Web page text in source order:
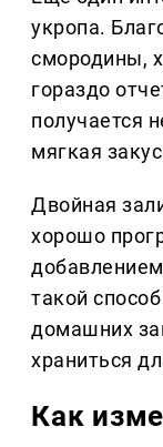
укропа.
смородины,
гораздо
получается
мягкая
Двойная
хорошо
такой
домашних
храниться
Как